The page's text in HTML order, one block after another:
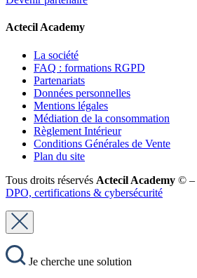
Actecil Academy
La société
FAQ : formations RGPD
Partenariats
Données personnelles
Mentions légales
Médiation de la consommation
Règlement Intérieur
Conditions Générales de Vente
Plan du site
Tous droits réservés Actecil Academy © –
DPO, certifications & cybersécurité
Je cherche une solution